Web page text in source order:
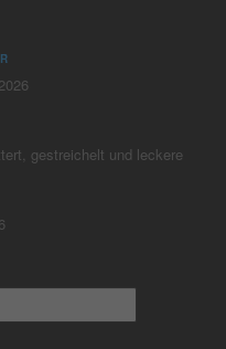
gestreichelt und leckere